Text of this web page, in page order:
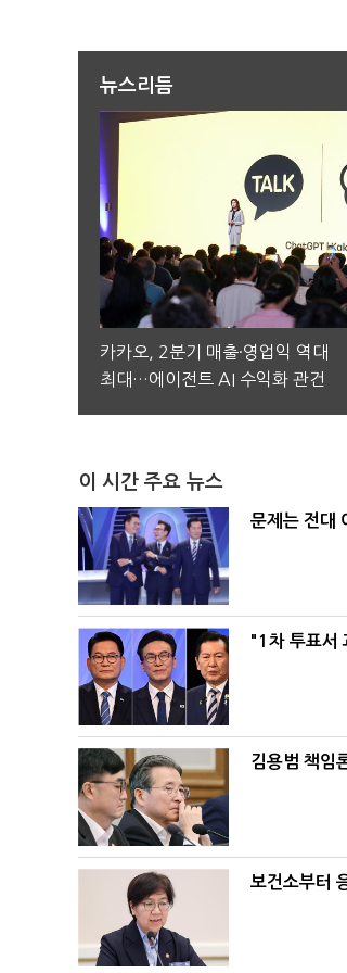
뉴스리듬
카카오, 2분기 매출·영업익 역대
최대…에이전트 AI 수익화 관건
이 시간 주요 뉴스
문제는 전대
"1차 투표서
김용범 책임
보건소부터